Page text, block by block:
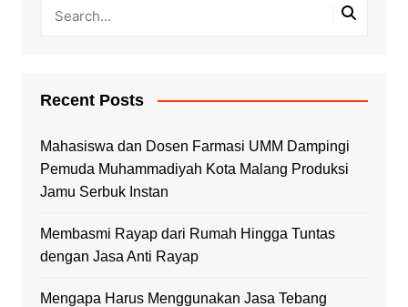
Recent Posts
Mahasiswa dan Dosen Farmasi UMM Dampingi
Pemuda Muhammadiyah Kota Malang Produksi
Jamu Serbuk Instan
Membasmi Rayap dari Rumah Hingga Tuntas
dengan Jasa Anti Rayap
Mengapa Harus Menggunakan Jasa Tebang